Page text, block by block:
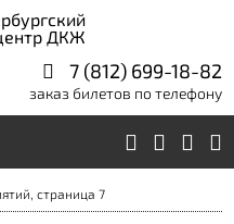
ДКЖ
7 (812) 699-18-82
заказ билетов по телефону
страница 7